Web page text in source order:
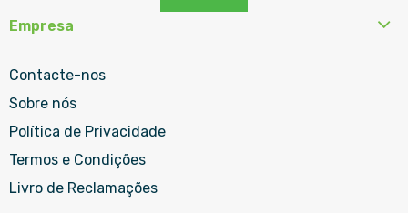
Empresa
Contacte-nos
Sobre nós
Política de Privacidade
Termos e Condições
Livro de Reclamações